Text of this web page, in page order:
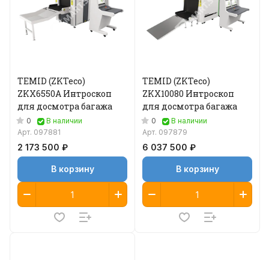
TEMID (ZKTeco)
ZKX6550A Интроскоп
для досмотра багажа
0
В наличии
Арт. 097881
2 173 500 ₽
В корзину
TEMID (ZKTeco)
ZKX10080 Интроскоп
для досмотра багажа
0
В наличии
Арт. 097879
6 037 500 ₽
В корзину